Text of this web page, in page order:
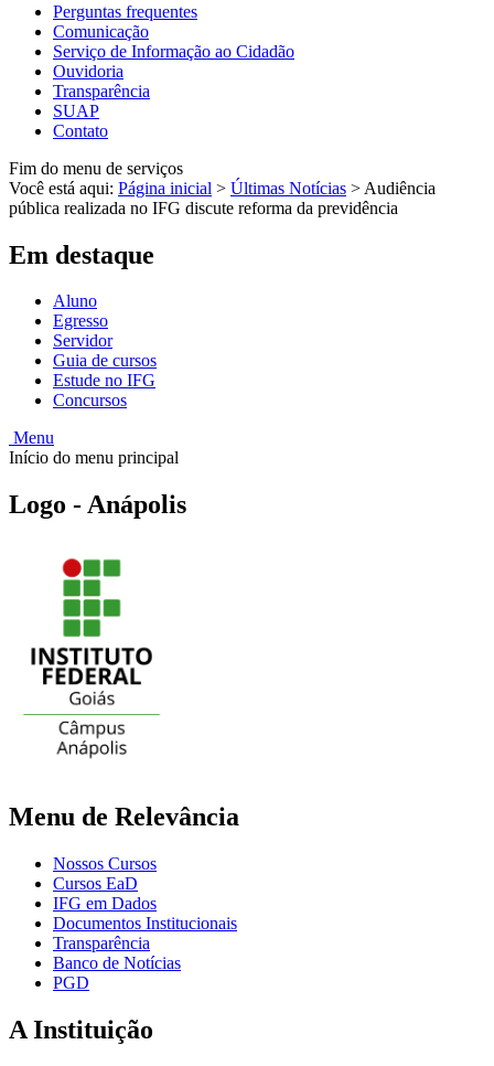
Perguntas frequentes
Comunicação
Serviço de Informação ao Cidadão
Ouvidoria
Transparência
SUAP
Contato
Fim do menu de serviços
Você está aqui: Página inicial > Últimas Notícias > Audiência
pública realizada no IFG discute reforma da previdência
Em destaque
Aluno
Egresso
Servidor
Guia de cursos
Estude no IFG
Concursos
Menu
Início do menu principal
Logo - Anápolis
Menu de Relevância
Nossos Cursos
Cursos EaD
IFG em Dados
Documentos Institucionais
Transparência
Banco de Notícias
PGD
A Instituição